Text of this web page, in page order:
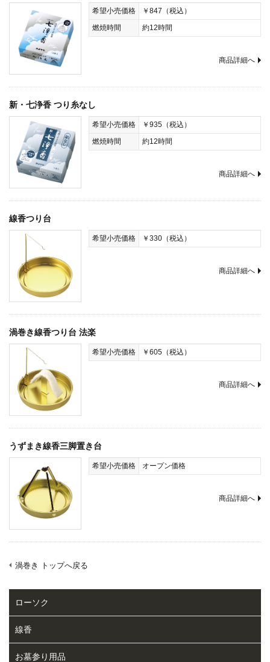
希望小売価格
￥847（税込）
燃焼時間
約12時間
商品詳細へ
新・七浄香 つり糸なし
希望小売価格
￥935（税込）
燃焼時間
約12時間
商品詳細へ
線香つり台
希望小売価格 ￥330（税込）
商品詳細へ
渦巻き線香つり台 法楽
希望小売価格 ￥605（税込）
商品詳細へ
うずまき線香三脚置き台
希望小売価格 オープン価格
商品詳細へ
渦巻き トップへ戻る
ローソク
線香
お墓参り用品